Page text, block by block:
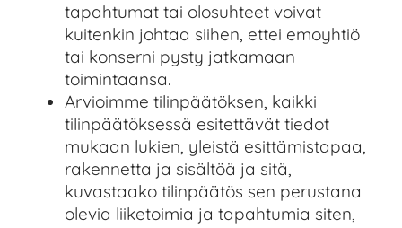
tapahtumat tai olosuhteet voivat
kuitenkin johtaa siihen, ettei emoyhtiö
tai konserni pysty jatkamaan
toimintaansa.
Arvioimme tilinpäätöksen, kaikki
tilinpäätöksessä esitettävät tiedot
mukaan lukien, yleistä esittämistapaa,
rakennetta ja sisältöä ja sitä,
kuvastaako tilinpäätös sen perustana
olevia liiketoimia ja tapahtumia siten,